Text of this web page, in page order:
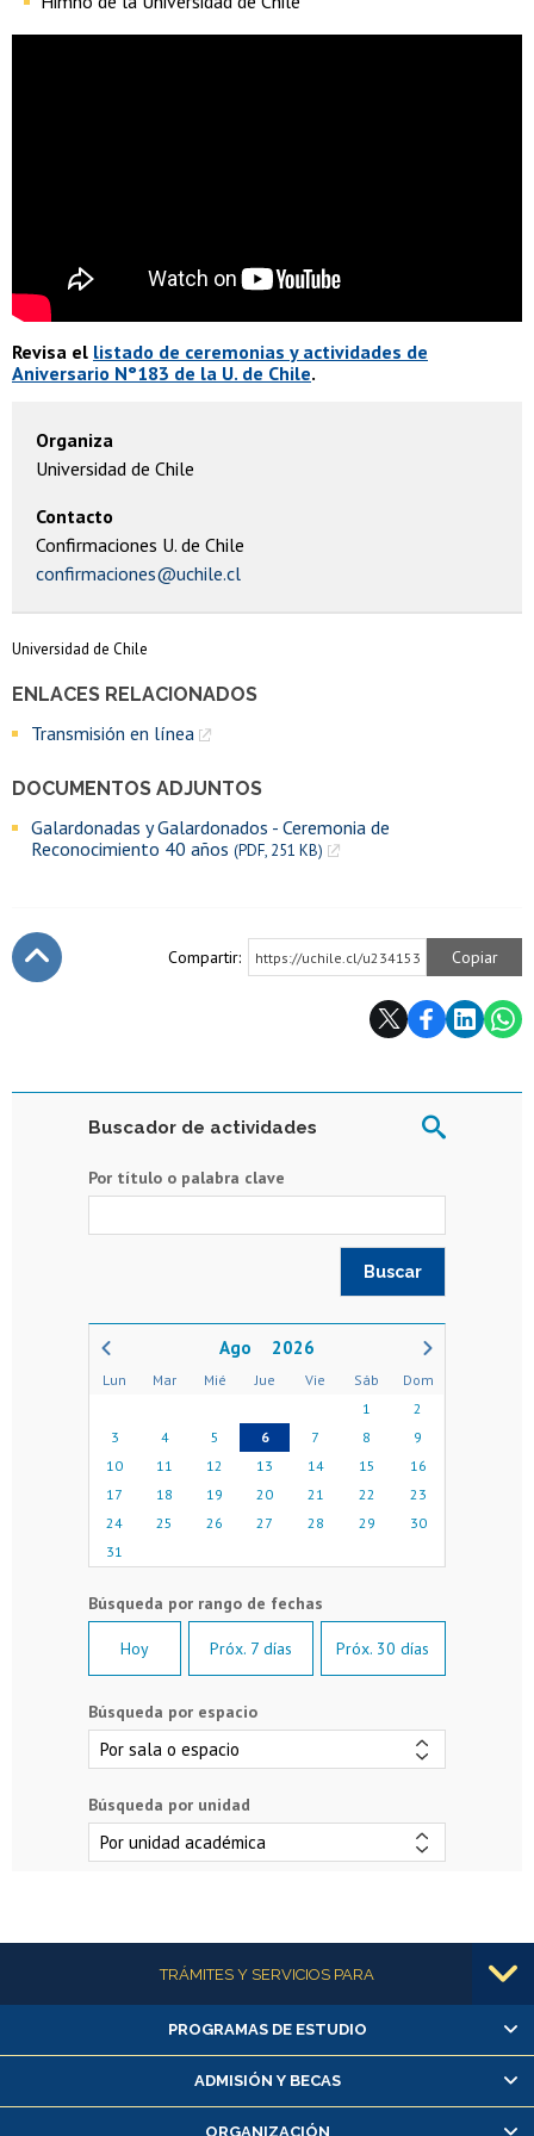
ENLACES RELACIONADOS
Transmisión en línea
DOCUMENTOS ADJUNTOS
Galardonadas y Galardonados - Ceremonia de
Reconocimiento 40 años (PDF, 251 KB)
Revisa el listado de ceremonias y actividades de
Aniversario N°183 de la U. de Chile.
Organiza
Universidad de Chile
Contacto
Confirmaciones U. de Chile
confirmaciones@uchile.cl
Universidad de Chile
Compartir: https://uchile.cl/u234153 Copiar
Buscador de actividades
Por título o palabra clave
2026
Lun Mar Mié Jue Vie Sáb
Dom
1
2
3
4 5 6 7 8
9
10
11 12 13 14 15
16
17
18 19 20 21 22
23
24
25 26 27 28 29
30
31
Hoy Próx. 7 días Próx. 30 días
Búsqueda por espacio
Búsqueda por unidad
Más informaciónTRÁMITES Y SERVICIOS PARA
Alumnas/os y exalumnas/os
Matrícula en línea
Inscripción y cambio de asignaturas
PROGRAMAS DE ESTUDIO
ADMISIÓN Y BECAS
ORGANIZACIÓN